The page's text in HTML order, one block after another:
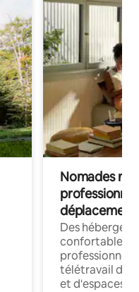
Nomades
déplacement
Des
confortables
professionnels
télétravail
et d'espaces